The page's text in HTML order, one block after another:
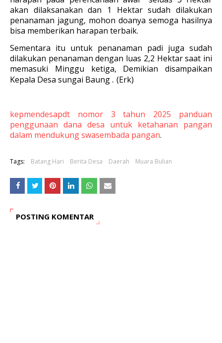
akan dilaksanakan dan 1 Hektar sudah dilakukan
penanaman jagung, mohon doanya semoga hasilnya
bisa memberikan harapan terbaik.
Sementara itu untuk penanaman padi juga sudah
dilakukan penanaman dengan luas 2,2 Hektar saat ini
memasuki Minggu ketiga, Demikian disampaikan
Kepala Desa sungai Baung . (Erk)
kepmendesapdt nomor 3 tahun 2025 panduan
penggunaan dana desa untuk ketahanan pangan
dalam mendukung swasembada pangan.
Tags: Batang Hari Berita Desa Daerah Muara Bulian
POSTING KOMENTAR